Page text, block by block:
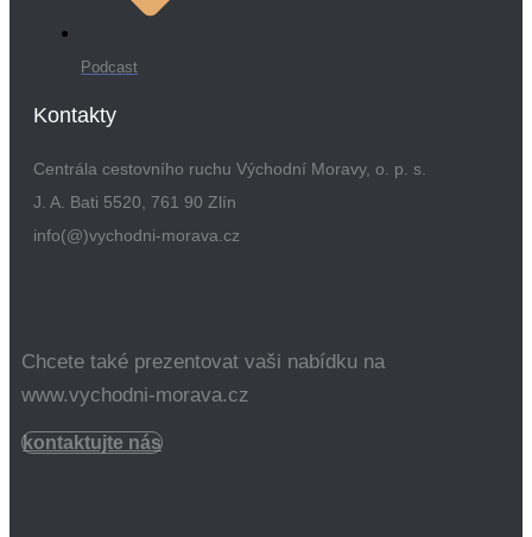
Podcast
Kontakty
Centrála cestovního ruchu Východní Moravy, o. p. s.
J. A. Bati 5520, 761 90 Zlín
info(@)vychodni-morava.cz
Chcete také prezentovat vaši nabídku na
www.vychodni-morava.cz
kontaktujte nás